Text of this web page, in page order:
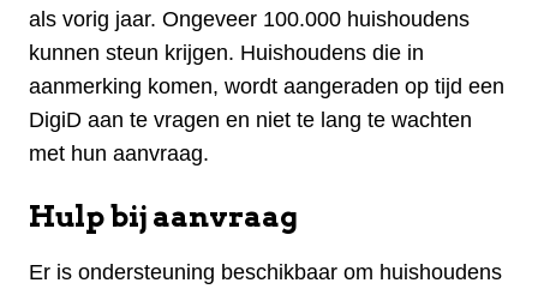
als vorig jaar. Ongeveer 100.000 huishoudens
kunnen steun krijgen. Huishoudens die in
aanmerking komen, wordt aangeraden op tijd een
DigiD aan te vragen en niet te lang te wachten
met hun aanvraag.
Hulp bij aanvraag
Er is ondersteuning beschikbaar om huishoudens